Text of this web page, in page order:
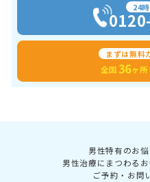
24
まずは無料
全国 36ヶ所
男性特有のお
男性治療にまつわる
ご予約・お問